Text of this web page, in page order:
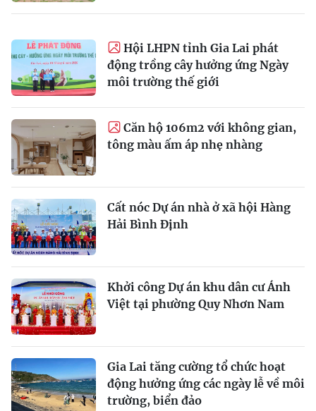
Hội LHPN tỉnh Gia Lai phát
động trồng cây hưởng ứng Ngày
môi trường thế giới
Căn hộ 106m2 với không gian,
tông màu ấm áp nhẹ nhàng
Cất nóc Dự án nhà ở xã hội Hàng
Hải Bình Định
Khởi công Dự án khu dân cư Ánh
Việt tại phường Quy Nhơn Nam
Gia Lai tăng cường tổ chức hoạt
động hưởng ứng các ngày lễ về môi
trường, biển đảo